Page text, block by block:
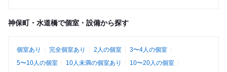
神保町・水道橋で個室・設備から探す
個室あり 完全個室あり 2人の個室
3〜4人の個室
5〜10人の個室
10人未満の個室あり
10〜20人の個室